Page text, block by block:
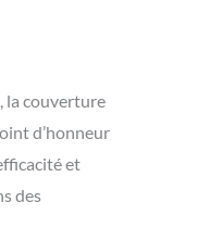
la couverture
d’honneur
et
des